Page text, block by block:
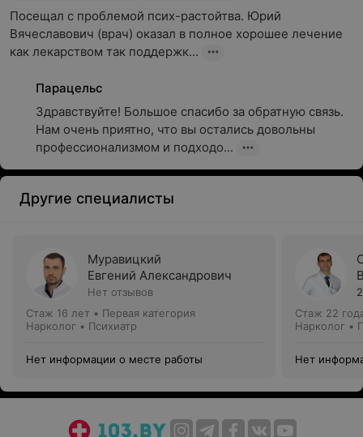
Посещал с проблемой псих-растойтва. Юрий
Вячеславович (врач) оказал в полное хорошее лечение
как лекарством так поддержк...
Парацельс
Здравствуйте! Большое спасибо за обратную связь.
Нам очень приятно, что вы остались довольны
профессионализмом и подходо...
Другие специалисты
Муравицкий
Евгений Александрович
Нет отзывов
Стаж 16 лет • Первая категория
Нарколог • Психиатр
Нет информации о месте работы
Стаж 22
Нарколог •
Нет